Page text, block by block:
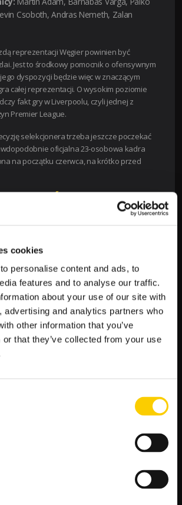
cookies
personalise content and ads, to
features and to analyse our traffic.
about your use of our site with
advertising and analytics partners who
other information that you’ve
or that they’ve collected from your use
Csoboth, Andras Nemeth, Zalan
reprezentacji Węgier powinien być
Jest to środkowy pomocnik o ofensywnym
dyspozycji będzie więc w znaczącym
całej reprezentacji. O wysokim poziomie
fakt gry w Liverpoolu, czyli jednej z
Premier League.
selekcjonera trzeba jeszcze poczekać
oficjalna 23-osobowa kadra
na początku czerwca, na krótko przed
OGLĄDAĆ MISTRZOSTWA
Polskiej. Oznacza to, że bez żadnych
będzie można oglądać na antenach TVP 1,
Dodatkowo spotkania, skróty, powtórki
2024 będą dostępne na stronie
aplikacji mobilnej TVP Sport. Innymi słowy
urządzenie z dostępem do Internetu, aby
dowolnym miejscu.
MISTRZOSTWA EUROPY
2024 roku. Przewiduje ona sprzedaż
grupowe oraz pucharowe (brak awansu
W tym gronie może znajdować się
Po rejestracji jako „Fan of Poland” na